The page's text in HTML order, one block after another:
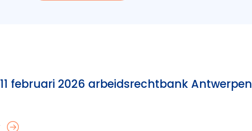
februari 2026 arbeidsrechtbank Antwerpen